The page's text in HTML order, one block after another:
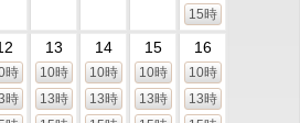
15時
時
時
13
10時
13時
14
10時
13時
15
10時
13時
16
10時
13時